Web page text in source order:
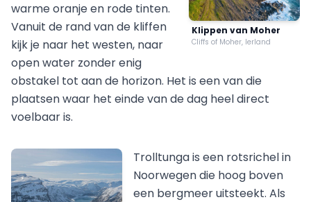
Klippen van Moher
Cliffs of Moher, Ierland
warme oranje en rode tinten.
Vanuit de rand van de kliffen
kijk je naar het westen, naar
open water zonder enig
obstakel tot aan de horizon. Het is een van die
plaatsen waar het einde van de dag heel direct
voelbaar is.
Trolltunga is een rotsrichel in
Noorwegen die hoog boven
een bergmeer uitsteekt. Als